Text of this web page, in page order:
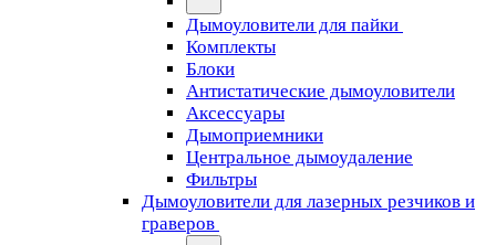
Дымоуловители для пайки
Комплекты
Блоки
Антистатические дымоуловители
Аксессуары
Дымоприемники
Центральное дымоудаление
Фильтры
Дымоуловители для лазерных резчиков и
граверов